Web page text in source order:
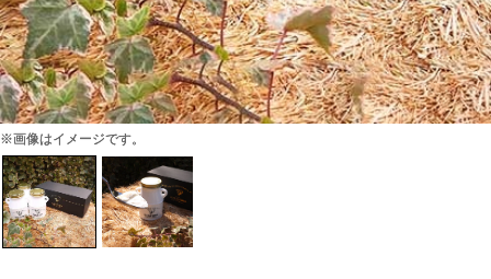
※画像はイメージです。